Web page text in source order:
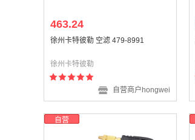
463.24
徐州卡特彼勒 空滤 479-8991
徐州卡特彼勒
自营商户hongwei
自营